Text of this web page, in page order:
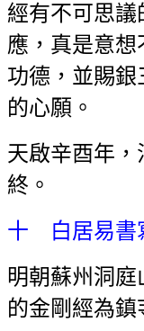
經有不可思
應，真是意
功德，並賜
的心願。
天啟辛酉年
終。
十 白居易書
明朝蘇州洞
的金剛經為鎮